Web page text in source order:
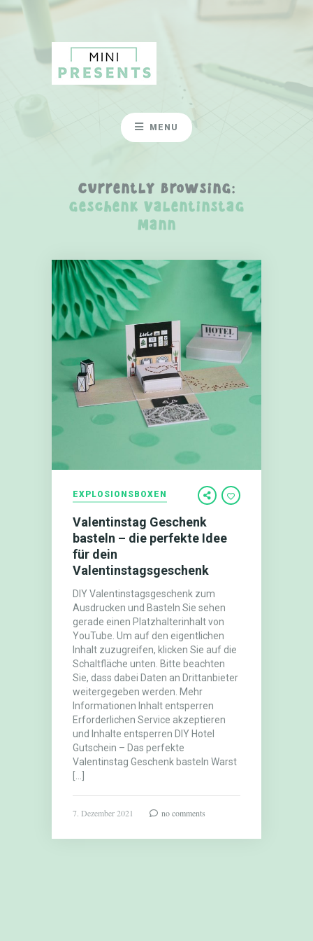
MENU
Currently Browsing:
geschenk valentinstag
mann
EXPLOSIONSBOXEN
Valentinstag Geschenk
basteln – die perfekte Idee
für dein
Valentinstagsgeschenk
DIY Valentinstagsgeschenk zum
Ausdrucken und Basteln Sie sehen
gerade einen Platzhalterinhalt von
YouTube. Um auf den eigentlichen
Inhalt zuzugreifen, klicken Sie auf die
Schaltfläche unten. Bitte beachten
Sie, dass dabei Daten an Drittanbieter
weitergegeben werden. Mehr
Informationen Inhalt entsperren
Erforderlichen Service akzeptieren
und Inhalte entsperren DIY Hotel
Gutschein – Das perfekte
Valentinstag Geschenk basteln Warst
7. Dezember 2021 no comments